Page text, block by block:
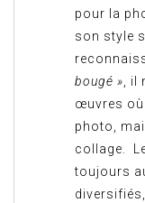
pour la
son style
bougé » ,
œuvres où
photo,
collage.
toujours